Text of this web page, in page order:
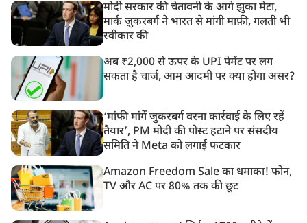
मोदी सरकार की चेतावनी के आगे झुका मेटा,
मार्क ज़ुकरबर्ग ने भारत से मांगी माफ़ी, गलती भी
स्वीकार की
अब ₹2,000 से ऊपर के UPI पेमेंट पर लग
सकता है चार्ज, आम आदमी पर क्या होगा असर?
‘मांफी मांगें जुकरबर्ग वरना कार्रवाई के लिए रहें
तैयार’, PM मोदी की पोस्ट हटाने पर संसदीय
समिति ने Meta को लगाई फटकार
Amazon Freedom Sale का धमाका! फोन,
TV और AC पर 80% तक की छूट